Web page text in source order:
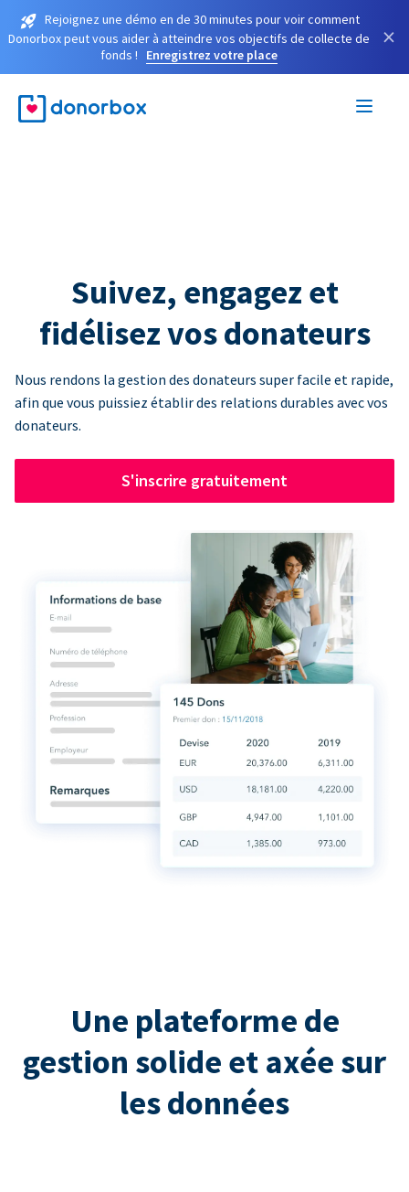
Rejoignez une démo en de 30 minutes pour voir comment
Donorbox peut vous aider à atteindre vos objectifs de collecte de
fonds !
Enregistrez votre place
×
Suivez, engagez et
fidélisez vos donateurs
Nous rendons la gestion des donateurs super facile et rapide,
afin que vous puissiez établir des relations durables avec vos
donateurs.
S'inscrire gratuitement
Une plateforme de
gestion solide et axée sur
les données